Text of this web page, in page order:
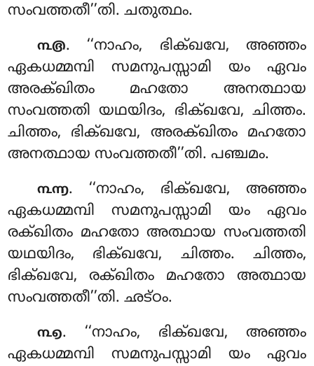
സംവത്തതീ’’തി. ചതുത്ഥം.
൩൫. ‘‘നാഹം, ഭിക്ഖവേ, അഞ്ഞം
ഏകധമ്മമ്പി സമനുപസ്സാമി യം ഏവം
അരക്ഖിതം മഹതോ അനത്ഥായ
സംവത്തതി യഥയിദം, ഭിക്ഖവേ, ചിത്തം.
ചിത്തം, ഭിക്ഖവേ, അരക്ഖിതം മഹതോ
അനത്ഥായ സംവത്തതീ’’തി. പഞ്ചമം.
൩൬. ‘‘നാഹം, ഭിക്ഖവേ, അഞ്ഞം
ഏകധമ്മമ്പി സമനുപസ്സാമി യം ഏവം
രക്ഖിതം മഹതോ അത്ഥായ സംവത്തതി
യഥയിദം, ഭിക്ഖവേ, ചിത്തം. ചിത്തം,
ഭിക്ഖവേ, രക്ഖിതം മഹതോ അത്ഥായ
സംവത്തതീ’’തി. ഛട്ഠം.
൩൭. ‘‘നാഹം, ഭിക്ഖവേ, അഞ്ഞം
ഏകധമ്മമ്പി സമനുപസ്സാമി യം ഏവം